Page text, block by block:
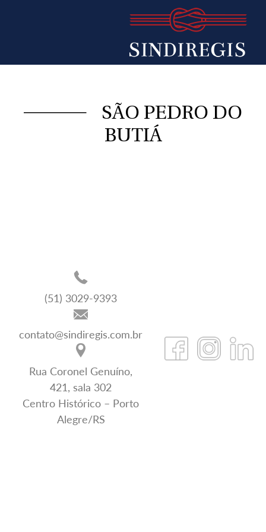
SÃO PEDRO DO
BUTIÁ
(51) 3029-9393
contato@sindiregis.com.br
Rua Coronel Genuíno,
421, sala 302
Centro Histórico – Porto
Alegre/RS